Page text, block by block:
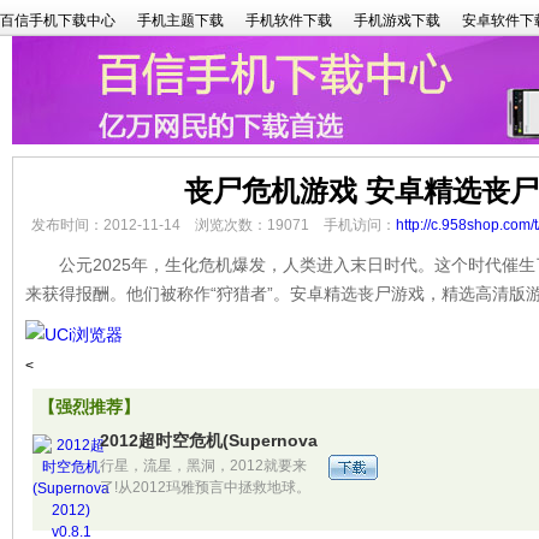
百信手机下载中心 手机主题下载 手机软件下载 手机游戏下载 安卓软件下
丧尸危机游戏 安卓精选丧
发布时间：2012-11-14 浏览次数：19071 手机访问： http://c.958shop.com/
公元2025年，生化危机爆发，人类进入末日时代。这个时代催生
来获得报酬。他们被称作“狩猎者”。安卓精选丧尸游戏，精选高清版
<
【强烈推荐】
2012超时空危机(Supernova 2012) v0.8.1
行星，流星，黑洞，2012就要来
了!从2012玛雅预言中拯救地球。